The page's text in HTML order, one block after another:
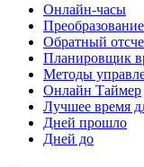
Онлайн-часы
Обратный
Планировщик
Методы
Онлайн Таймер
Лучшее время
Дней прошло
Дней до